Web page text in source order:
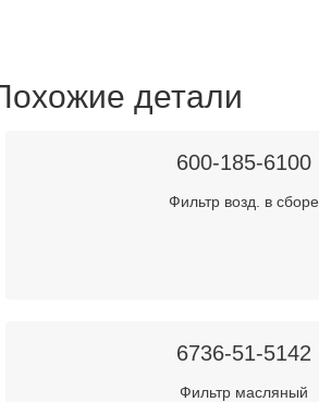
детали
600-185-6100
Фильтр возд. в сборе
6736-51-5142
Фильтр масляный